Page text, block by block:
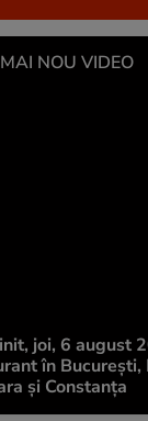
NOU VIDEO
joi, 6 august
în București,
și Constanța